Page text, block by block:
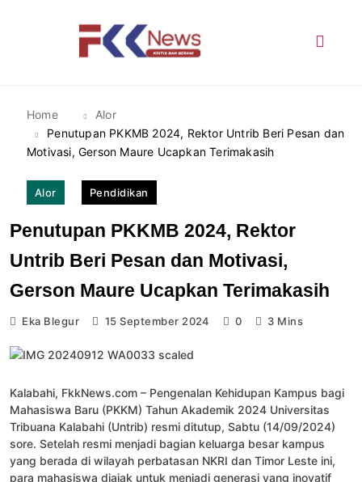
Home
Alor
Penutupan PKKMB 2024, Rektor Untrib Beri Pesan dan
Motivasi, Gerson Maure Ucapkan Terimakasih
Alor Pendidikan
Penutupan PKKMB 2024, Rektor
Untrib Beri Pesan dan Motivasi,
Gerson Maure Ucapkan Terimakasih
Eka Blegur 15 September 2024 0 3 Mins
Kalabahi, FkkNews.com – Pengenalan Kehidupan Kampus bagi
Mahasiswa Baru (PKKM) Tahun Akademik 2024 Universitas
Tribuana Kalabahi (Untrib) resmi ditutup, Sabtu (14/09/2024)
sore. Setelah resmi menjadi bagian keluarga besar kampus
yang berada di wilayah perbatasan NKRI dan Timor Leste ini,
para mahasiswa diajak untuk menjadi generasi yang inovatif